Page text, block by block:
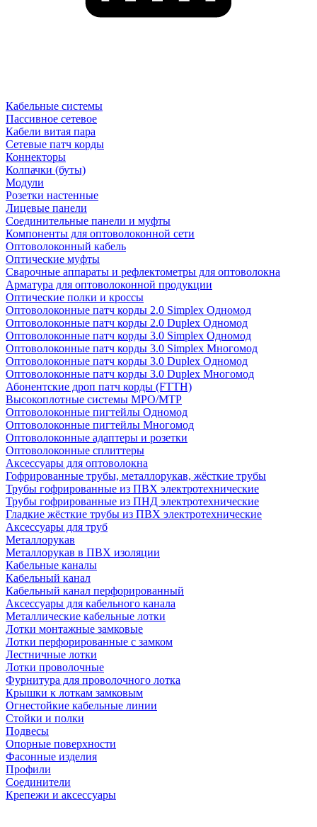
Кабельные системы
Пассивное сетевое
Кабели витая пара
Сетевые патч корды
Коннекторы
Колпачки (буты)
Модули
Розетки настенные
Лицевые панели
Соединительные панели и муфты
Компоненты для оптоволоконной сети
Оптоволоконный кабель
Оптические муфты
Сварочные аппараты и рефлектометры для оптоволокна
Арматура для оптоволоконной продукции
Оптические полки и кроссы
Оптоволоконные патч корды 2.0 Simplex Одномод
Оптоволоконные патч корды 2.0 Duplex Одномод
Оптоволоконные патч корды 3.0 Simplex Одномод
Оптоволоконные патч корды 3.0 Simplex Многомод
Оптоволоконные патч корды 3.0 Duplex Одномод
Оптоволоконные патч корды 3.0 Duplex Многомод
Абонентские дроп патч корды (FTTH)
Высокоплотные системы MPO/MTP
Оптоволоконные пигтейлы Одномод
Оптоволоконные пигтейлы Многомод
Оптоволоконные адаптеры и розетки
Оптоволоконные сплиттеры
Аксессуары для оптоволокна
Гофрированные трубы, металлорукав, жёсткие трубы
Трубы гофрированные из ПВХ электротехнические
Трубы гофрированные из ПНД электротехнические
Гладкие жёсткие трубы из ПВХ электротехнические
Аксессуары для труб
Металлорукав
Металлорукав в ПВХ изоляции
Кабельные каналы
Кабельный канал
Кабельный канал перфорированный
Аксессуары для кабельного канала
Металлические кабельные лотки
Лотки монтажные замковые
Лотки перфорированные с замком
Лестничные лотки
Лотки проволочные
Фурнитура для проволочного лотка
Крышки к лоткам замковым
Огнестойкие кабельные линии
Стойки и полки
Подвесы
Опорные поверхности
Фасонные изделия
Профили
Соединители
Крепежи и аксессуары